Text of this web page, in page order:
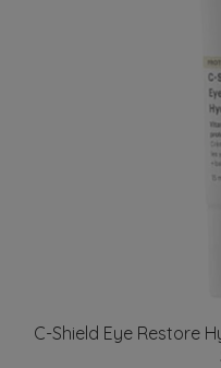
C-Shield Eye Restore